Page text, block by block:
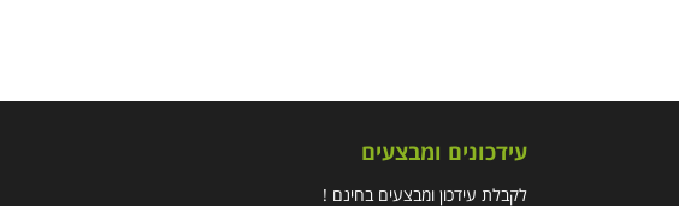
עידכונים ומבצעים
לקבלת עידכון ומבצעים בחינם !